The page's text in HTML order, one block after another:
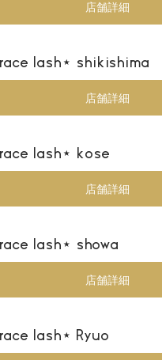
店舗詳細
lash⋆ shikishima
店舗詳細
lash⋆ kose
店舗詳細
lash⋆ showa
店舗詳細
lash⋆ Ryuo